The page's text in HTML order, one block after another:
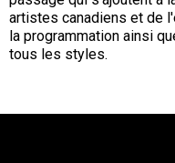
artistes canadiens et de
la programmation ainsi
tous les styles.